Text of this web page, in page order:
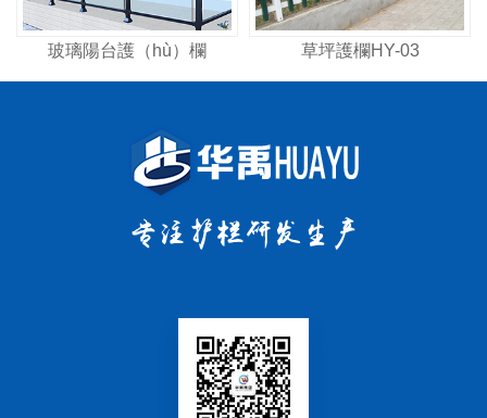
玻璃陽台護（hù）欄 草坪護欄HY-03